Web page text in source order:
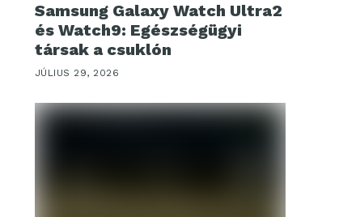
Samsung Galaxy Watch Ultra2
és Watch9: Egészségügyi
társak a csuklón
JÚLIUS 29, 2026